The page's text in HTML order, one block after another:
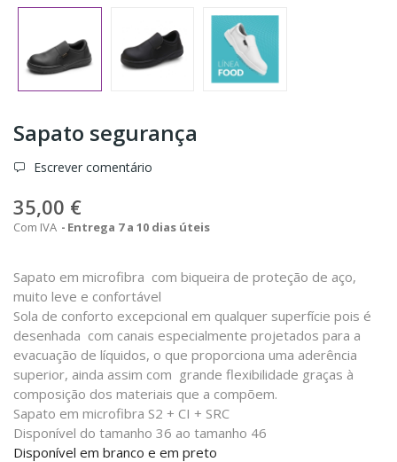
Sapato segurança
Escrever comentário
35,00 €
Com IVA Entrega 7 a 10 dias úteis
Sapato em microfibra com biqueira de proteção de aço,
muito leve e confortável
Sola de conforto excepcional em qualquer superfície pois é
desenhada com canais especialmente projetados para a
evacuação de líquidos, o que proporciona uma aderência
superior, ainda assim com grande flexibilidade graças à
composição dos materiais que a compõem.
Sapato em microfibra S2 + CI + SRC
Disponível do tamanho 36 ao tamanho 46
Disponível em branco e em preto